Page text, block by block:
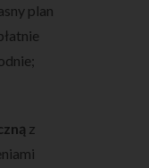
plan
z